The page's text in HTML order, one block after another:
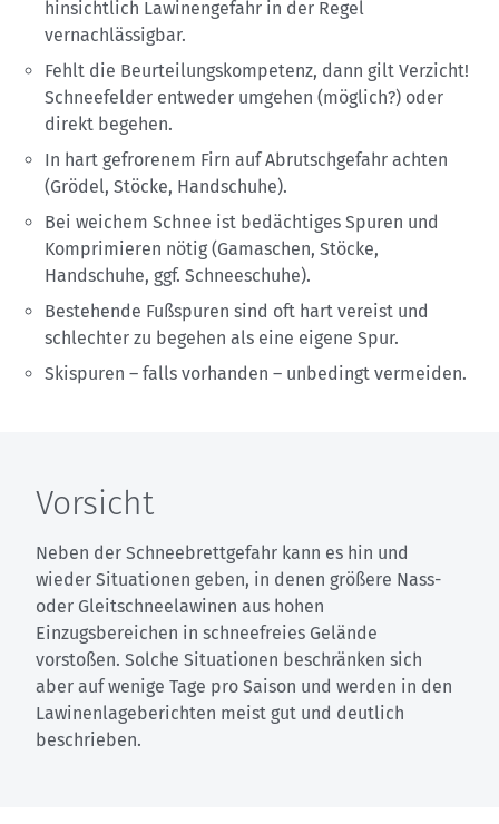
hinsichtlich Lawinengefahr in der Regel
vernachlässigbar.
Fehlt die Beurteilungskompetenz, dann gilt Verzicht!
Schneefelder entweder umgehen (möglich?) oder
direkt begehen.
In hart gefrorenem Firn auf Abrutschgefahr achten
(Grödel, Stöcke, Handschuhe).
Bei weichem Schnee ist bedächtiges Spuren und
Komprimieren nötig (Gamaschen, Stöcke,
Handschuhe, ggf. Schneeschuhe).
Bestehende Fußspuren sind oft hart vereist und
schlechter zu begehen als eine eigene Spur.
Skispuren – falls vorhanden – unbedingt vermeiden.
Vorsicht
Neben der Schneebrettgefahr kann es hin und
wieder Situationen geben, in denen größere Nass-
oder Gleitschneelawinen aus hohen
Einzugsbereichen in schneefreies Gelände
vorstoßen. Solche Situationen beschränken sich
aber auf wenige Tage pro Saison und werden in den
Lawinenlageberichten meist gut und deutlich
beschrieben.